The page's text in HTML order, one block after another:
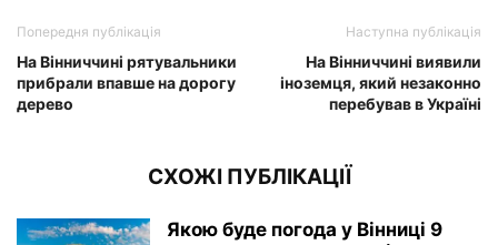
Попередня публікація
На Вінниччині рятувальники
прибрали впавше на дорогу
дерево
Наступна публікація
На Вінниччині виявили
іноземця, який незаконно
перебував в Україні
СХОЖІ ПУБЛІКАЦІЇ
Якою буде погода у Вінниці 9